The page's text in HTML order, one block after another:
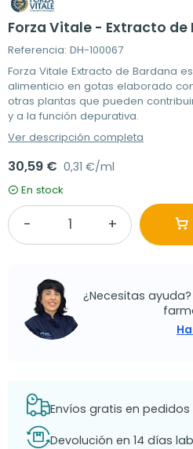
Forza Vitale - Extracto de
Referencia: DH-100067
Forza Vitale Extracto de Bardana
alimenticio en gotas elaborado
otras plantas que pueden
y a la función depurativa.
Ver descripción completa
30,59 € 0,31 €/ml
En stock
¿Necesitas
Envíos gratis en
Devolución en 14 días